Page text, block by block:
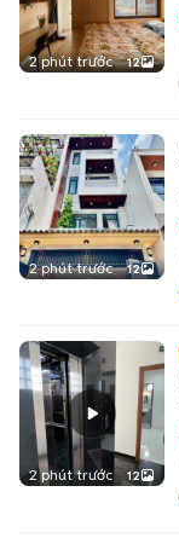
2 phút trước 12
2 phút trước 12
2 phút trước 12